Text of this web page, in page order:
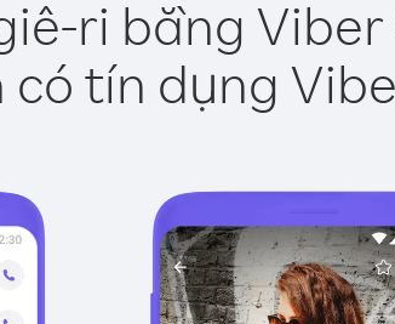
ri bằng
có tín dụng